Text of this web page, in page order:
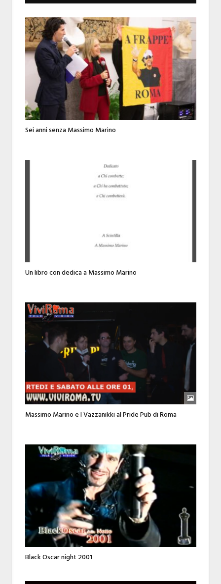
Sei anni senza Massimo Marino
Un libro con dedica a Massimo Marino
Massimo Marino e I Vazzanikki al Pride Pub di Roma
Black Oscar night 2001